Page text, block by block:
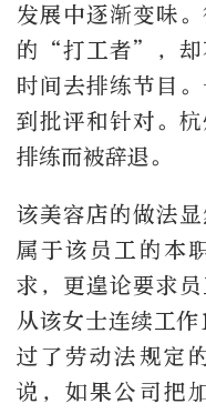
发展中逐渐变味
的“打工者”，却
时间去排练节目
到批评和针对。
排练而被辞退。
该美容店的做法
属于该员工的本
求，更遑论要求员
从该女士连续工
过了劳动法规定
说，如果公司把